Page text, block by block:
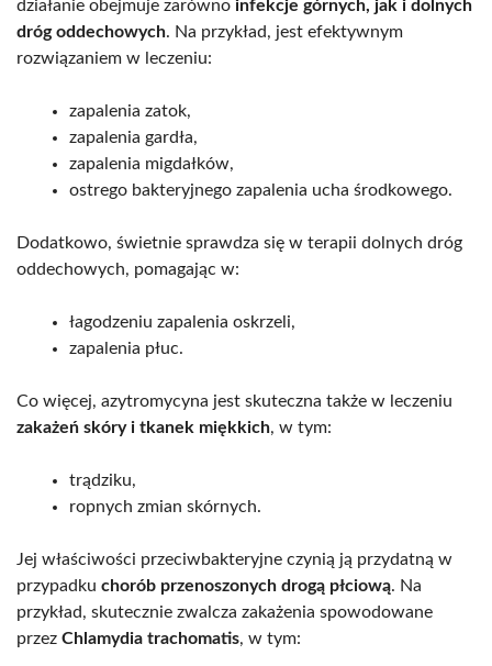
działanie obejmuje zarówno infekcje górnych, jak i dolnych
dróg oddechowych. Na przykład, jest efektywnym
rozwiązaniem w leczeniu:
zapalenia zatok,
zapalenia gardła,
zapalenia migdałków,
ostrego bakteryjnego zapalenia ucha środkowego.
Dodatkowo, świetnie sprawdza się w terapii dolnych dróg
oddechowych, pomagając w:
łagodzeniu zapalenia oskrzeli,
zapalenia płuc.
Co więcej, azytromycyna jest skuteczna także w leczeniu
zakażeń skóry i tkanek miękkich, w tym:
trądziku,
ropnych zmian skórnych.
Jej właściwości przeciwbakteryjne czynią ją przydatną w
przypadku chorób przenoszonych drogą płciową. Na
przykład, skutecznie zwalcza zakażenia spowodowane
przez Chlamydia trachomatis, w tym: